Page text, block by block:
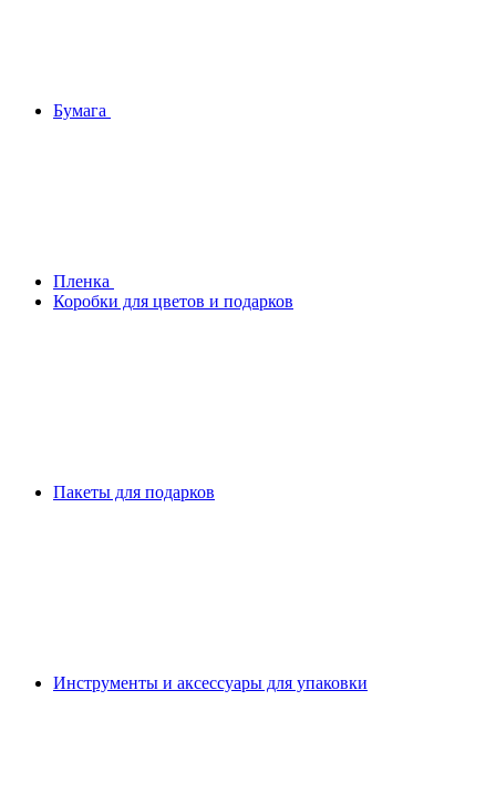
Бумага
Плeнка
Коробки для цветов и подарков
Пакеты для подарков
Инструменты и аксессуары для упаковки